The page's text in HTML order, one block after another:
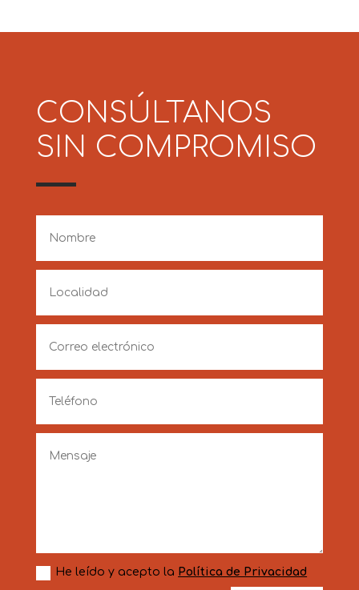
CONSÚLTANOS
SIN COMPROMISO
He leído y acepto la Política de Privacidad